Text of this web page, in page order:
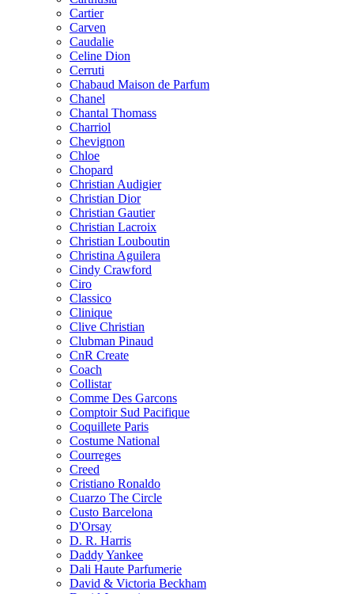
Cartier
Carven
Caudalie
Celine Dion
Cerruti
Chabaud Maison de Parfum
Chanel
Chantal Thomass
Charriol
Chevignon
Chloe
Chopard
Christian Audigier
Christian Dior
Christian Gautier
Christian Lacroix
Christian Louboutin
Christina Aguilera
Cindy Crawford
Ciro
Classico
Clinique
Clive Christian
Clubman Pinaud
CnR Create
Coach
Collistar
Comme Des Garcons
Comptoir Sud Pacifique
Coquillete Paris
Costume National
Courreges
Creed
Cristiano Ronaldo
Cuarzo The Circle
Custo Barcelona
D'Orsay
D. R. Harris
Daddy Yankee
Dali Haute Parfumerie
David & Victoria Beckham